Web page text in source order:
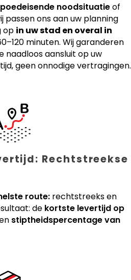
noodsituatieof
passen ons aan uw planning
op in uw stad en overal in
minuten. Wij garanderen
naadloos aansluit op uw
geen onnodige vertragingen.
Rechtstreekse
route: rechtstreeks en
de kortste levertijd op
stiptheidspercentage van